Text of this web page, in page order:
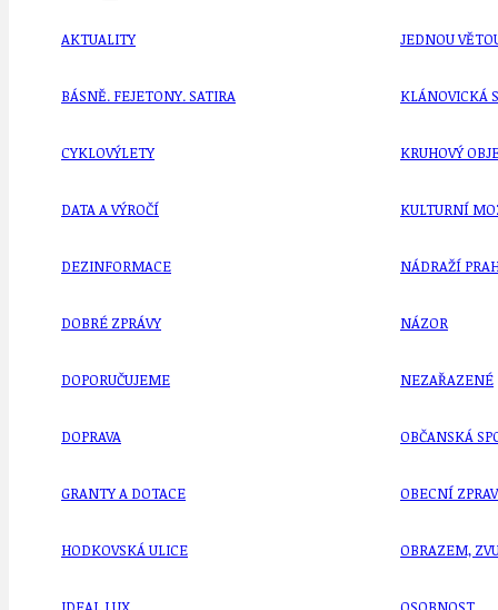
AKTUALITY
BÁSNĚ. FEJETONY. SATIRA
CYKLOVÝLETY
DATA A VÝROČÍ
DEZINFORMACE
DOBRÉ ZPRÁVY
DOPORUČUJEME
DOPRAVA
GRANTY A DOTACE
HODKOVSKÁ ULICE
JEDNOU
KLÁNOVICKÁ
KRUHOVÝ
KULTURNÍ
NÁDRAŽÍ
NÁZOR
NEZAŘAZENÉ
OBČANSKÁ
OBECNÍ
OBRAZEM,